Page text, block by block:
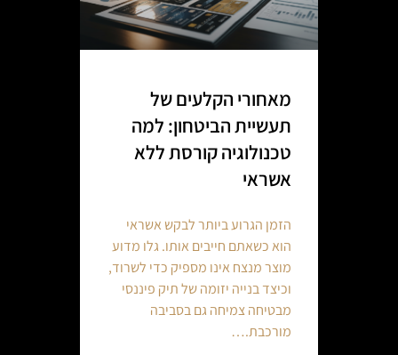
מאחורי הקלעים של
תעשיית הביטחון: למה
טכנולוגיה קורסת ללא
אשראי
הזמן הגרוע ביותר לבקש אשראי
הוא כשאתם חייבים אותו. גלו מדוע
מוצר מנצח אינו מספיק כדי לשרוד,
וכיצד בנייה יזומה של תיק פיננסי
מבטיחה צמיחה גם בסביבה
מורכבת.…